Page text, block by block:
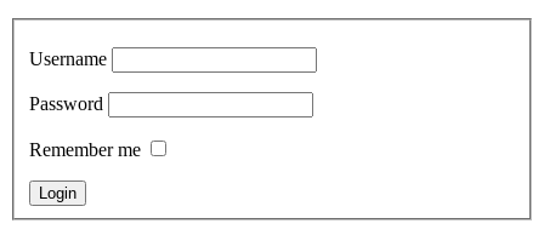
Username
Password
Remember me